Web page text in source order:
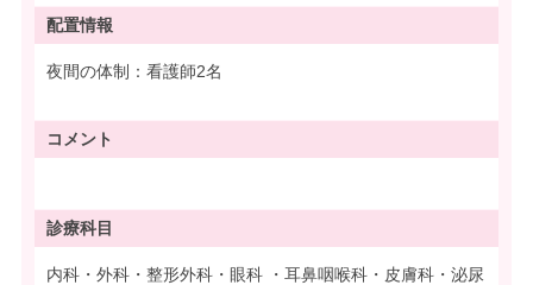
配置情報
夜間の体制：看護師2名
コメント
診療科目
内科・外科・整形外科・眼科 ・耳鼻咽喉科・皮膚科・泌尿